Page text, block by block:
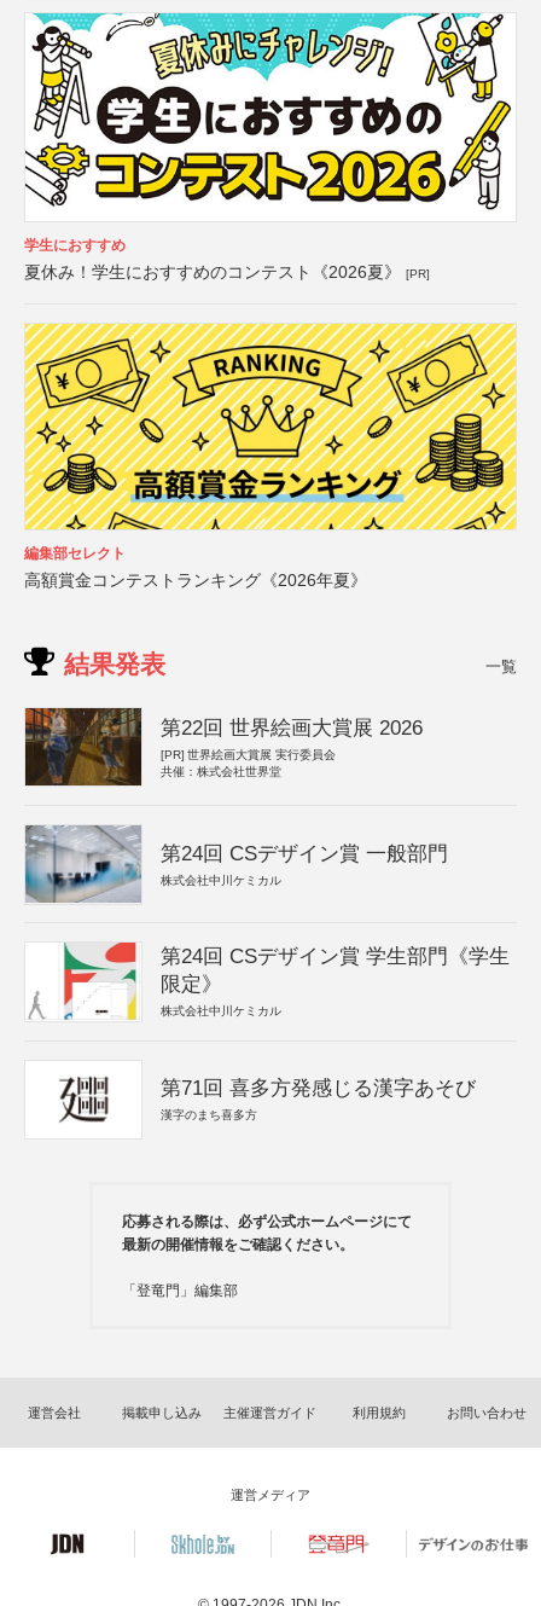
学生におすすめ
夏休み！学生におすすめのコンテスト《2026夏》 [PR]
編集部セレクト
高額賞金コンテストランキング《2026年夏》
結果発表 一覧
第22回 世界絵画大賞展 2026
[PR] 世界絵画大賞展 実行委員会
共催：株式会社世界堂
第24回 CSデザイン賞 一般部門
株式会社中川ケミカル
第24回 CSデザイン賞 学生部門《学生
限定》
株式会社中川ケミカル
第71回 喜多方発感じる漢字あそび
漢字のまち喜多方
応募される際は、必ず公式ホームページにて
最新の開催情報をご確認ください。
「登竜門」編集部
運営会社 掲載申し込み 主催運営ガイド 利用規約 お問い合わせ
運営メディア